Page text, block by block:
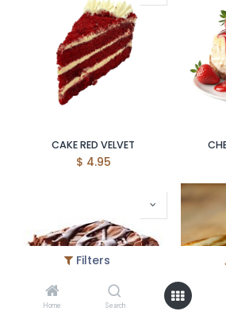
Filters
Home Search
CAKE RED VELVET
$ 4.95